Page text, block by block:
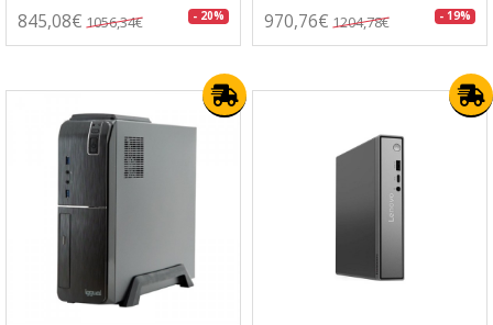
845,08€ 1056,34€ - 20% 970,76€ 1204,78€ - 19%